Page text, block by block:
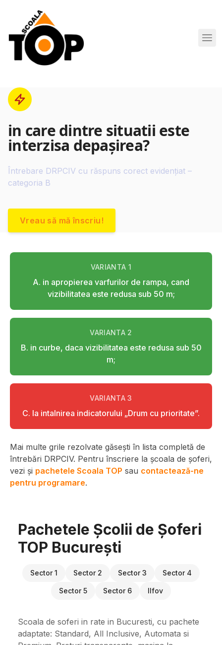
Scoala de Soferi TOP navigation
in care dintre situatii este
interzisa depaşirea?
Întrebare DRPCIV cu răspuns corect evidențiat –
categoria B
Vreau să mă înscriu!
VARIANTA 1
A. in apropierea varfurilor de rampa, cand
vizibilitatea este redusa sub 50 m;
VARIANTA 2
B. in curbe, daca vizibilitatea este redusa sub 50
m;
VARIANTA3
C. la intalnirea indicatorului „Drum cu prioritate”.
Mai multe grile rezolvate găsești în lista completă de
întrebări DRPCIV. Pentru înscriere la școala de șoferi,
vezi și pachetele Scoala TOP sau contactează-ne
pentru programare.
Pachetele Școlii de Șoferi
TOP București
Sector 1 Sector 2 Sector 3 Sector 4
Sector 5 Sector 6 Ilfov
Scoala de soferi in rate in Bucuresti, cu pachete
adaptate: Standard, All Inclusive, Automata si